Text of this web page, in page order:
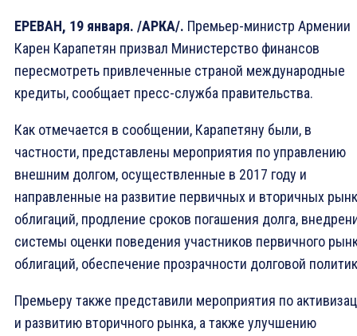
ЕРЕВАН, 19 января. /АРКА/. Премьер-министр Армении
Карен Карапетян призвал Министерство финансов
пересмотреть привлеченные страной международные
кредиты, сообщает пресс-служба правительства.
Как отмечается в сообщении, Карапетяну были, в
частности, представлены мероприятия по управлению
внешним долгом, осуществленные в 2017 году и
направленные на развитие первичных и вторичных
облигаций, продление сроков погашения долга,
системы оценки поведения участников первичного
облигаций, обеспечение прозрачности долговой
Премьеру также представили мероприятия по
и развитию вторичного рынка, а также улучшению